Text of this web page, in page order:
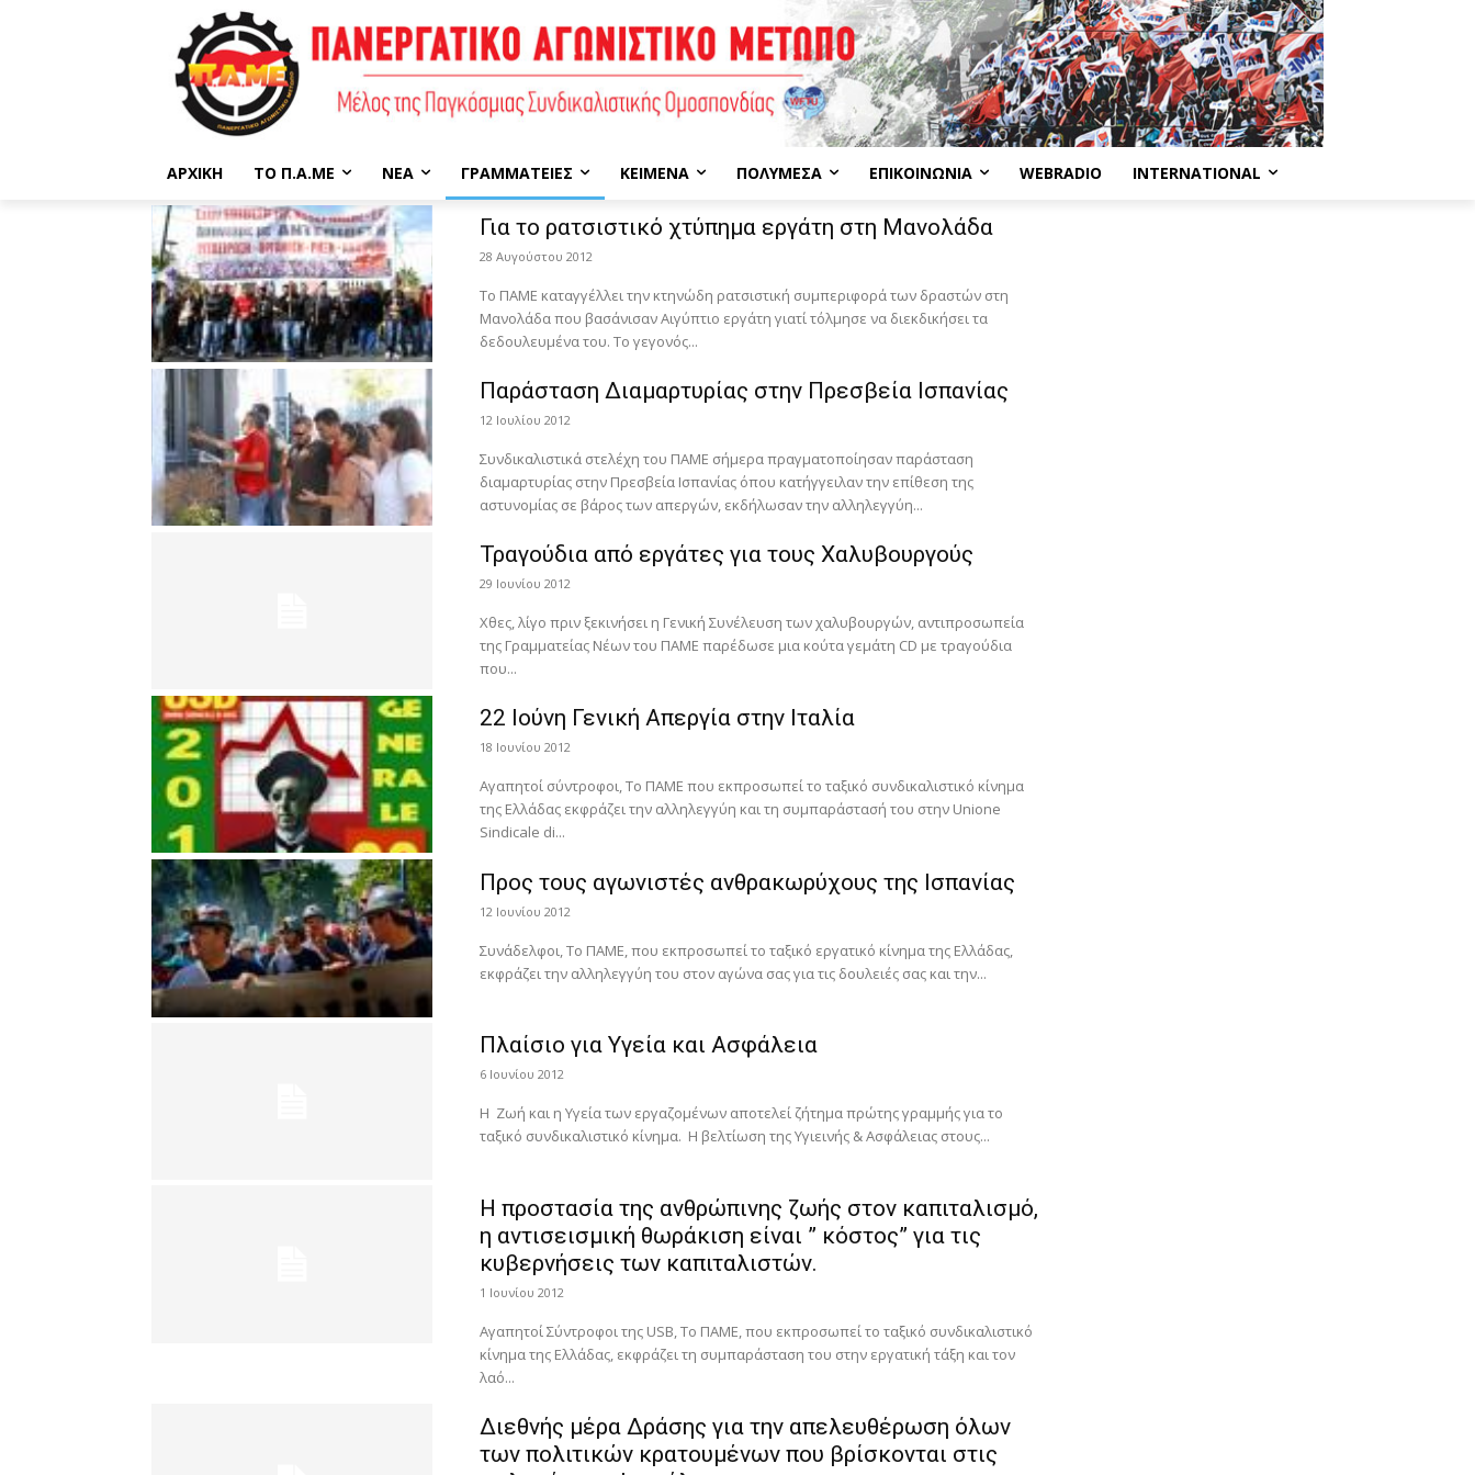
ΑΡΧΙΚΉ ΤΟ Π.Α.ΜΕ ΝΈΑ ΓΡΑΜΜΑΤΕΊΕΣ ΚΕΊΜΕΝΑ ΠΟΛΥΜΈΣΑ ΕΠΙΚΟΙΝΩΝΊΑ WEBRADIO INTERNATIONAL
Για το ρατσιστικό χτύπημα εργάτη στη Μανολάδα
28 Αυγούστου 2012
Το ΠΑΜΕ καταγγέλλει την κτηνώδη ρατσιστική συμπεριφορά των δραστών στη
Μανολάδα που βασάνισαν Αιγύπτιο εργάτη γιατί τόλμησε να διεκδικήσει τα
δεδουλευμένα του. Το γεγονός...
Παράσταση Διαμαρτυρίας στην Πρεσβεία Ισπανίας
12 Ιουλίου 2012
Συνδικαλιστικά στελέχη του ΠΑΜΕ σήμερα πραγματοποίησαν παράσταση
διαμαρτυρίας στην Πρεσβεία Ισπανίας όπου κατήγγειλαν την επίθεση της
αστυνομίας σε βάρος των απεργών, εκδήλωσαν την αλληλεγγύη...
Τραγούδια από εργάτες για τους Χαλυβουργούς
29 Ιουνίου 2012
Xθες, λίγο πριν ξεκινήσει η Γενική Συνέλευση των χαλυβουργών, αντιπροσωπεία
της Γραμματείας Νέων του ΠΑΜΕ παρέδωσε μια κούτα γεμάτη CD με τραγούδια
που...
22 Ιούνη Γενική Απεργία στην Ιταλία
18 Ιουνίου 2012
Αγαπητοί σύντροφοι, Το ΠΑΜΕ που εκπροσωπεί το ταξικό συνδικαλιστικό κίνημα
της Ελλάδας εκφράζει την αλληλεγγύη και τη συμπαράστασή του στην Unione
Sindicale di...
Προς τους αγωνιστές ανθρακωρύχους της Ισπανίας
12 Ιουνίου 2012
Συνάδελφοι, Το ΠΑΜΕ, που εκπροσωπεί το ταξικό εργατικό κίνημα της Ελλάδας,
εκφράζει την αλληλεγγύη του στον αγώνα σας για τις δουλειές σας και την...
Πλαίσιο για Υγεία και Ασφάλεια
6 Ιουνίου 2012
Η Ζωή και η Υγεία των εργαζομένων αποτελεί ζήτημα πρώτης γραμμής για το
ταξικό συνδικαλιστικό κίνημα. Η βελτίωση της Υγιεινής & Ασφάλειας στους...
Η προστασία της ανθρώπινης ζωής στον καπιταλισμό,
η αντισεισμική θωράκιση είναι ” κόστος” για τις
κυβερνήσεις των καπιταλιστών.
1 Ιουνίου 2012
Αγαπητοί Σύντροφοι της USB, Το ΠΑΜΕ, που εκπροσωπεί το ταξικό συνδικαλιστικό
κίνημα της Ελλάδας, εκφράζει τη συμπαράσταση του στην εργατική τάξη και τον
λαό...
Διεθνής μέρα Δράσης για την απελευθέρωση όλων
των πολιτικών κρατουμένων που βρίσκονται στις